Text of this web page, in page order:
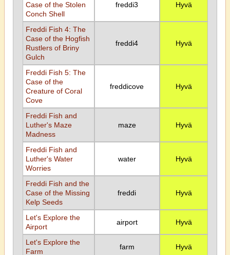
Case of the Stolen
Conch Shell
freddi3 Hyvä
Freddi Fish 4: The
Case of the Hogfish
Rustlers of Briny
Gulch
freddi4 Hyvä
Freddi Fish 5: The
Case of the
Creature of Coral
Cove
freddicove Hyvä
Freddi Fish and
Luther's Maze
Madness
maze Hyvä
Freddi Fish and
Luther's Water
Worries
water Hyvä
Freddi Fish and the
Case of the Missing
Kelp Seeds
freddi Hyvä
Let's Explore the
Airport
airport Hyvä
Let's Explore the
Farm
farm Hyvä